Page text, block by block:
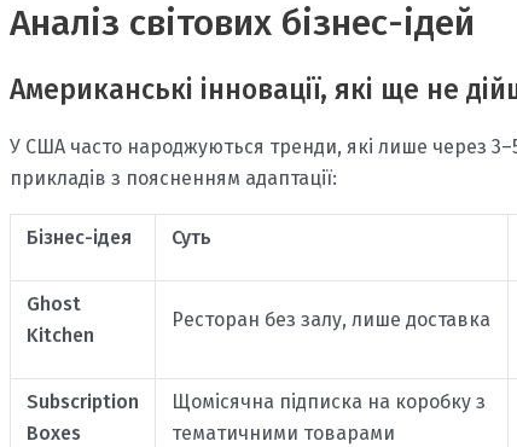
Аналіз світових бізнес-ідей
Американські інновації, які ще не
У США часто народжуються тренди, які лише через
прикладів з поясненням адаптації:
Бізнес-ідея Суть
Ghost
Kitchen
Ресторан без залу, лише доставка
Subscription
Boxes
Щомісячна підписка на коробку з
тематичними товарами